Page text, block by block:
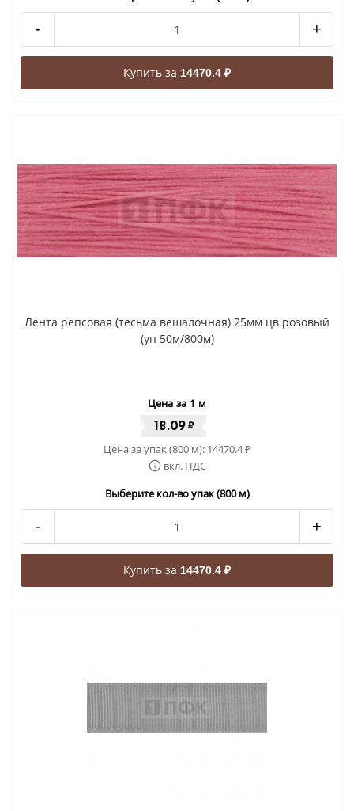
- +
Купить за 14470.4 ₽
Лента репсовая (тесьма вешалочная) 25мм цв розовый
(уп 50м/800м)
Цена за 1 м
18.09 ₽
Цена за упак (800 м): 14470.4₽
вкл. НДС
Выберите кол-во упак (800 м)
- +
Купить за 14470.4 ₽